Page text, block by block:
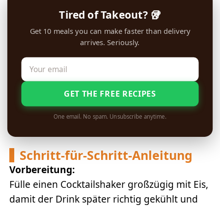
Tired of Takeout? 🥡
Get 10 meals you can make faster than delivery
arrives. Seriously.
GET THE FREE RECIPES
One email. No spam. Unsubscribe anytime.
Schritt-für-Schritt-Anleitung
Vorbereitung:
Fülle einen Cocktailshaker großzügig mit Eis,
damit der Drink später richtig gekühlt und